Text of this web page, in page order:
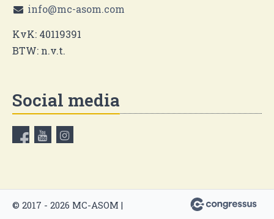
info@mc-asom.com
KvK: 40119391
BTW: n.v.t.
Social media
© 2017 - 2026 MC-ASOM |